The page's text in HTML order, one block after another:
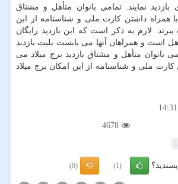
نمایند. تمامی بانوان متأهل و مشتاق
با همراه داشتن كارت ملی و شناسنامه از این
ببرند. لازم به ذكر است كه این بازدید رایگان
است و همراهان آنها می بایست بلیت بازدید
بانوان متأهل و مشتاق بازدید برج میلاد می
كارت ملی و شناسنامه از این امكان برج میلاد
4678
(1)
(0)